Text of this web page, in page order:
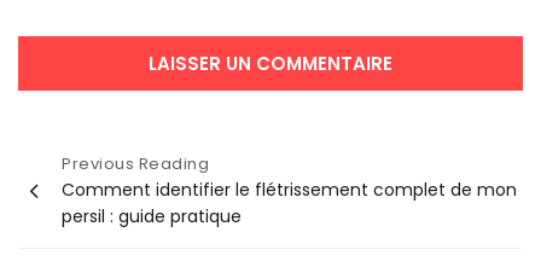
Navigation
de
l’article
Previous Reading
Comment identifier le flétrissement complet de mon
persil : guide pratique